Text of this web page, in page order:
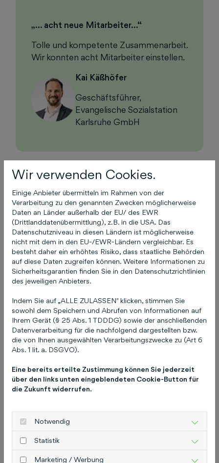
„… acht neue Mitarbeiter…“
Tolle und kompetente Zusammenarbeit.
Wir konnten acht Mitarbeiter einstellen.
Kai Käßhöfer
Geschäftsführer,
Evangelische Sozialstation
Karlsruhe GmbH
„…29 Bewerbungen…“
Aus 29 Bewerbungen konnte ich den
richtigen Mitarbeiter auswählen.
Jörg Deterding
Geschäftsführer,
Sicherheitstechnik Jörg
Deterding GmbH & Co. KG
Du bist neugierig
Such dir deinen Wunschtermin aus und
beraten.
Wir verwenden Cookies.
Einige Anbieter übermitteln im Rahmen von der
Verarbeitung zu den genannten Zwecken möglicherweise
Daten an Länder außerhalb der EU/ des EWR
(Drittlanddatenübermittlung), z.B. in die USA. Das
Datenschutzniveau in diesen Ländern ist möglicherweise
nicht mit dem in den EU-/EWR-Ländern vergleichbar. Es
besteht daher ein erhöhtes Risiko, dass staatliche Behörden
auf diese Daten zugreifen können. Weitere Informationen zu
Sicherheitsgarantien finden Sie in den Datenschutzrichtlinien
des jeweiligen Anbieters.
Indem Sie auf „ALLE ZULASSEN" klicken, stimmen Sie
sowohl dem Speichern und Abrufen von Informationen auf
Ihrem Gerät (§ 25 Abs. 1 TDDDG) sowie der anschließenden
Datenverarbeitung für die nachfolgend dargestellten bzw.
die von Ihnen ausgewählten Verarbeitungszwecke zu (Art 6
Abs. 1 lit. a. DSGVO).
Eine bereits erteilte Zustimmung können Sie jederzeit
über den links unten eingeblendeten Cookie-Button für
die Zukunft widerrufen.
Notwendig
Statistik
Marketing / Werbung